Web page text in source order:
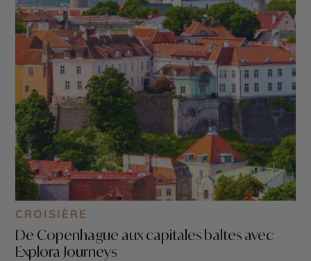
CROISIÈRE
De Copenhague aux capitales baltes avec
Explora Journeys